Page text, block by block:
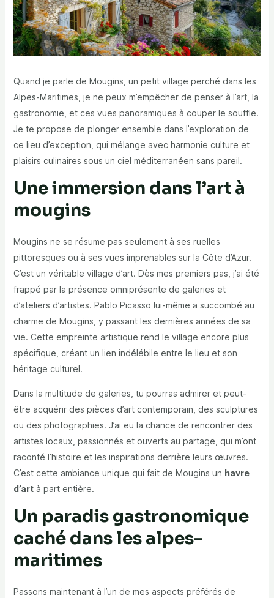
Quand je parle de Mougins, un petit village perché dans les
Alpes-Maritimes, je ne peux m’empêcher de penser à l’art, la
gastronomie, et ces vues panoramiques à couper le souffle.
Je te propose de plonger ensemble dans l’exploration de
ce lieu d’exception, qui mélange avec harmonie culture et
plaisirs culinaires sous un ciel méditerranéen sans pareil.
Une immersion dans l’art à
mougins
Mougins ne se résume pas seulement à ses ruelles
pittoresques ou à ses vues imprenables sur la Côte d’Azur.
C’est un véritable village d’art. Dès mes premiers pas, j’ai été
frappé par la présence omniprésente de galeries et
d’ateliers d’artistes. Pablo Picasso lui-même a succombé au
charme de Mougins, y passant les dernières années de sa
vie. Cette empreinte artistique rend le village encore plus
spécifique, créant un lien indélébile entre le lieu et son
héritage culturel.
Dans la multitude de galeries, tu pourras admirer et peut-
être acquérir des pièces d’art contemporain, des sculptures
ou des photographies. J’ai eu la chance de rencontrer des
artistes locaux, passionnés et ouverts au partage, qui m’ont
raconté l’histoire et les inspirations derrière leurs œuvres.
C’est cette ambiance unique qui fait de Mougins un havre
d’artà part entière.
Un paradis gastronomique
caché dans les alpes-
maritimes
Passons maintenant à l’un de mes aspects préférés de